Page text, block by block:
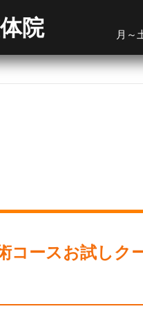
院
月
※新規
ースお試しク